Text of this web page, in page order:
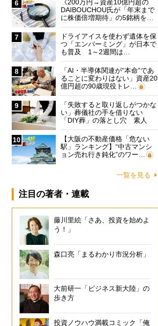
6
《200万円→資産10億円超の
DAIBOUCHOU氏が「年末まで
に株価倍増期待」の5銘柄を…
7
ドライアイスを使わず遺体を保
つ「エンバーミング」が日本で
も普及 1～2週間は…
8
「AI・半導体関連が“本命”であ
ることに変わりはない」資産20
億円超の90歳現役トレ…
9
「失敗すると取り返しがつかな
い」葬儀社の手を借りない
「DIY葬」の落とし穴 素人
に…
10
【大阪の不動産価格「危ない
駅」ランキング】“中古マンシ
ョン売れ行き鈍化”のワー…
一覧を見る
注目の著者・連載
藤川里絵「さあ、投資を始めよ
う！」
森口亮「まるわかり市況分析」
大前研一「ビジネス新大陸」の
歩き方
投資ノウハウ満載コミック「俺